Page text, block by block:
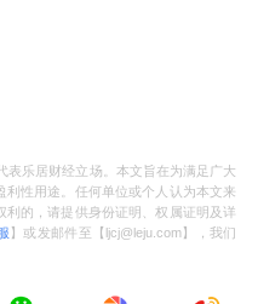
表乐居财经立场。本文旨在为满足广大
性用途。任何单位或个人认为本文来
的，请提供身份证明、权属证明及详
】或发邮件至【ljcj@leju.com】，我们